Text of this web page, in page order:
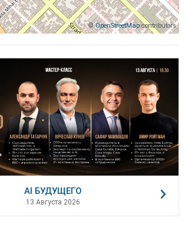
©OpenStreetMapcontributors
AI БУДУЩЕГО
13 Августа 2026